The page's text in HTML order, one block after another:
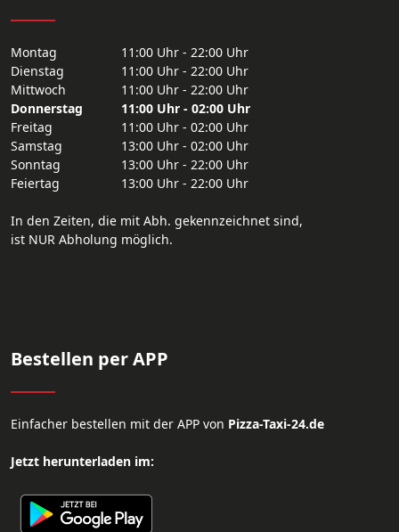
Montag
11:00 Uhr - 22:00 Uhr
Dienstag
11:00 Uhr - 22:00 Uhr
Mittwoch
11:00 Uhr - 22:00 Uhr
Donnerstag
11:00 Uhr - 02:00 Uhr
Freitag
11:00 Uhr - 02:00 Uhr
Samstag
13:00 Uhr - 02:00 Uhr
Sonntag
13:00 Uhr - 22:00 Uhr
Feiertag
13:00 Uhr - 22:00 Uhr
In den Zeiten, die mit Abh. gekennzeichnet sind,
ist NUR Abholung möglich.
Bestellen per APP
Einfacher bestellen mit der APP von Pizza-Taxi-24.de
Jetzt herunterladen im: